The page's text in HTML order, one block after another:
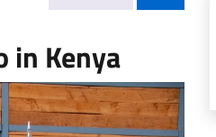
in Kenya